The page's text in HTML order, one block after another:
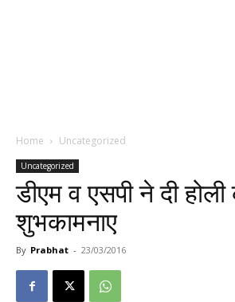
Home Uncategorized
Uncategorized
डीएम व एसपी ने दी होली
शुभकामनाए
By Prabhat - 23/03/2016